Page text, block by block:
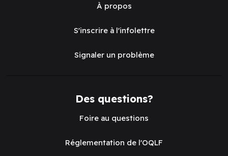
À propos
S'inscrire à l'infolettre
Signaler un problème
Des questions?
Foire au questions
Réglementation de l'OQLF